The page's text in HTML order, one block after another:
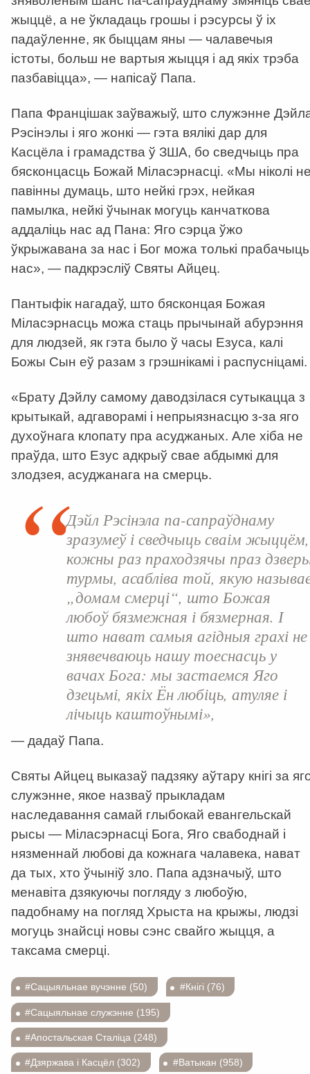
жыццё, а не ўкладаць грошы і рэсурсы ў іх
падаўленне, як быццам яны — чалавечыя
істоты, больш не вартыя жыцця і ад якіх трэба
пазбавіцца», — напісаў Папа.
Папа Францішак заўважыў, што служэнне
Рэсінэлы і яго жонкі — гэта вялікі дар для
Касцёла і грамадства ў ЗША, бо сведчыць пра
бясконцасць Божай Міласэрнасці. «Мы ніколі
павінны думаць, што нейкі грэх, нейкая
памылка, нейкі ўчынак могуць канчаткова
аддаліць нас ад Пана: Яго сэрца ўжо
ўкрыжавана за нас і Бог можа толькі прабачыць
нас», — падкрэсліў Святы Айцец.
Пантыфік нагадаў, што бясконцая Божая
Міласэрнасць можа стаць прычынай абурэння
для людзей, як гэта было ў часы Езуса, калі
Божы Сын еў разам з грэшнікамі і распусніцамі.
«Брату Дэйлу самому даводзілася сутыкацца з
крытыкай, адгаворамі і непрыязнасцю з-за яго
духоўнага клопату пра асуджаных. Але хіба не
праўда, што Езус адкрыў свае абдымкі для
злодзея, асуджанага на смерць.
Дэйл Рэсінэла па-сапраўднаму
зразумеў і сведчыць сваім жыццём,
кожны раз праходзячы праз
турмы, асабліва той, якую
„домам смерці“, што Божая
любоў бязмежная і бязмерная. І
што нават самыя агідныя грахі не
знявечваюць нашу тоеснасць у
вачах Бога: мы застаемся Яго
дзецьмі, якіх Ён любіць, атуляе і
лічыць каштоўнымі»,
— дадаў Папа.
Святы Айцец выказаў падзяку аўтару кнігі за
служэнне, якое назваў прыкладам
наследавання самай глыбокай евангельскай
рысы — Міласэрнасці Бога, Яго свабоднай і
нязменнай любові да кожнага чалавека, нават
да тых, хто ўчыніў зло. Папа адзначыў, што
менавіта дзякуючы погляду з любоўю,
падобнаму на погляд Хрыста на крыжы, людзі
могуць знайсці новы сэнс свайго жыцця, а
таксама смерці.
#Сацыяльнае вучэнне (50) #Кнігі (76)
#Сацыяльнае служэнне (195)
#Апостальская Сталіца (248)
#Дзяржава і Касцёл (302) #Ватыкан (958)